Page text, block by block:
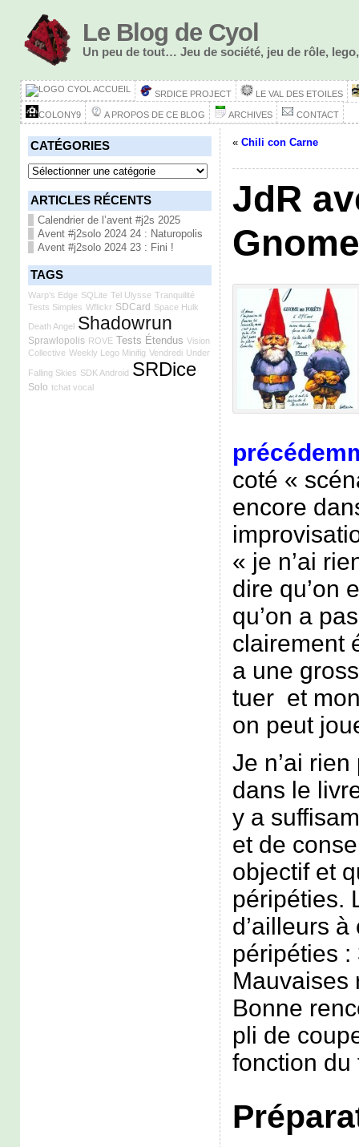
Le Blog de Cyol
Un peu de tout… Jeu de société, jeu de rôle,
ACCUEIL SRDICE PROJECT LE VAL DES ETOILES
COLONY9 A PROPOS DE CE BLOG ARCHIVES CONTACT
CATÉGORIES
Catégories
ARTICLES RÉCENTS
Calendrier de l’avent #j2s 2025
Avent #j2solo 2024 24 : Naturopolis
Avent #j2solo 2024 23 : Fini !
TAGS
Warp's Edge SQLite Tel Ulysse Tranquilité
Tests Simples Wflickr SDCard Space Hulk
Death Angel Shadowrun
Sprawlopolis ROVE Tests Étendus Vision
Collective Weekly Lego Minifig Vendredi Under
Falling Skies SDK Android SRDice
Solo tchat vocal
« Chili con Carne
JdR
coté «
encore
« je n’ai
dire qu’on
qu’on a
clairement
a une
tuer et
on peut
Je n’ai
dans le
y a
et de
objectif et
péripéties.
d’ailleurs
péripéties :
Mauvaises
Bonne
pli de
fonction du